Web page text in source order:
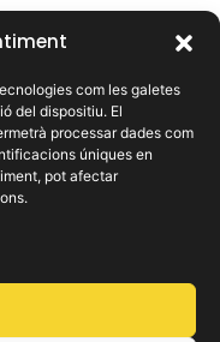
com les galetes
del dispositiu. El
processar dades com
úniques en
pot afectar
vida: troba el teu